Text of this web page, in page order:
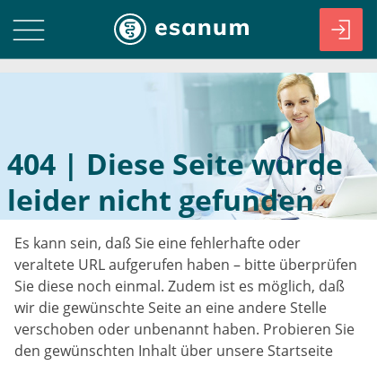
404 | Diese Seite wurde
leider nicht gefunden
Es kann sein, daß Sie eine fehlerhafte oder
veraltete URL aufgerufen haben – bitte überprüfen
Sie diese noch einmal. Zudem ist es möglich, daß
wir die gewünschte Seite an eine andere Stelle
verschoben oder unbenannt haben. Probieren Sie
den gewünschten Inhalt über unsere Startseite